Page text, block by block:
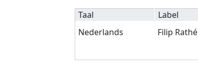
Taal Label
Nederlands
Filip Rathé